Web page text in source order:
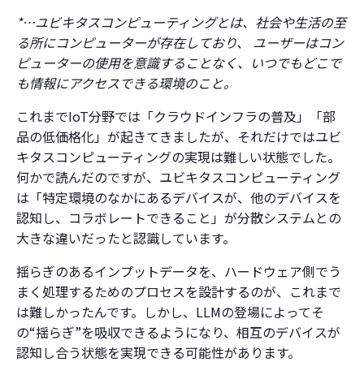
*…ユビキタスコンピューティングとは、社会や生活の至
る所にコンピューターが存在しており、 ユーザーはコン
ピューターの使用を意識することなく、いつでもどこで
も情報にアクセスできる環境のこと。
これまでIoT分野では「クラウドインフラの普及」「部
品の低価格化」が起きてきましたが、それだけではユビ
キタスコンピューティングの実現は難しい状態でした。
何かで読んだのですが、ユビキタスコンピューティング
は「特定環境のなかにあるデバイスが、他のデバイスを
認知し、コラボレートできること」が分散システムとの
大きな違いだったと認識しています。
揺らぎのあるインプットデータを、ハードウェア側でう
まく処理するためのプロセスを設計するのが、これまで
は難しかったんです。しかし、LLMの登場によってそ
の“揺らぎ”を吸収できるようになり、相互のデバイスが
認知し合う状態を実現できる可能性があります。